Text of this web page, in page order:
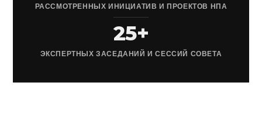
РАССМОТРЕННЫХ ИНИЦИАТИВ И ПРОЕКТОВ НПА
25+
ЭКСПЕРТНЫХ ЗАСЕДАНИЙ И СЕССИЙ СОВЕТА